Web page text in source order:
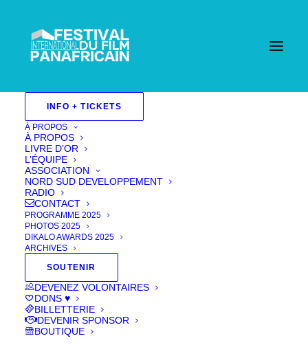
INFO + TICKETS
À PROPOS
À PROPOS
LIVRE D’OR
L’ÉQUIPE
ASSOCIATION
NORD SUD DEVELOPPEMENT
RADIO
CONTACT
PROGRAMME 2025
PHOTOS 2025
DIKALO AWARDS 2025
ARCHIVES
SOUTENIR
DEVENEZ VOLONTAIRES
DONS ♥
BILLETTERIE
DEVENIR SPONSOR
BOUTIQUE
Events - Festival International Du Film Pan Africain
CONFERENCE Père absent : quête d’identité
de la femme noire
BILLETTERIE
| BUY